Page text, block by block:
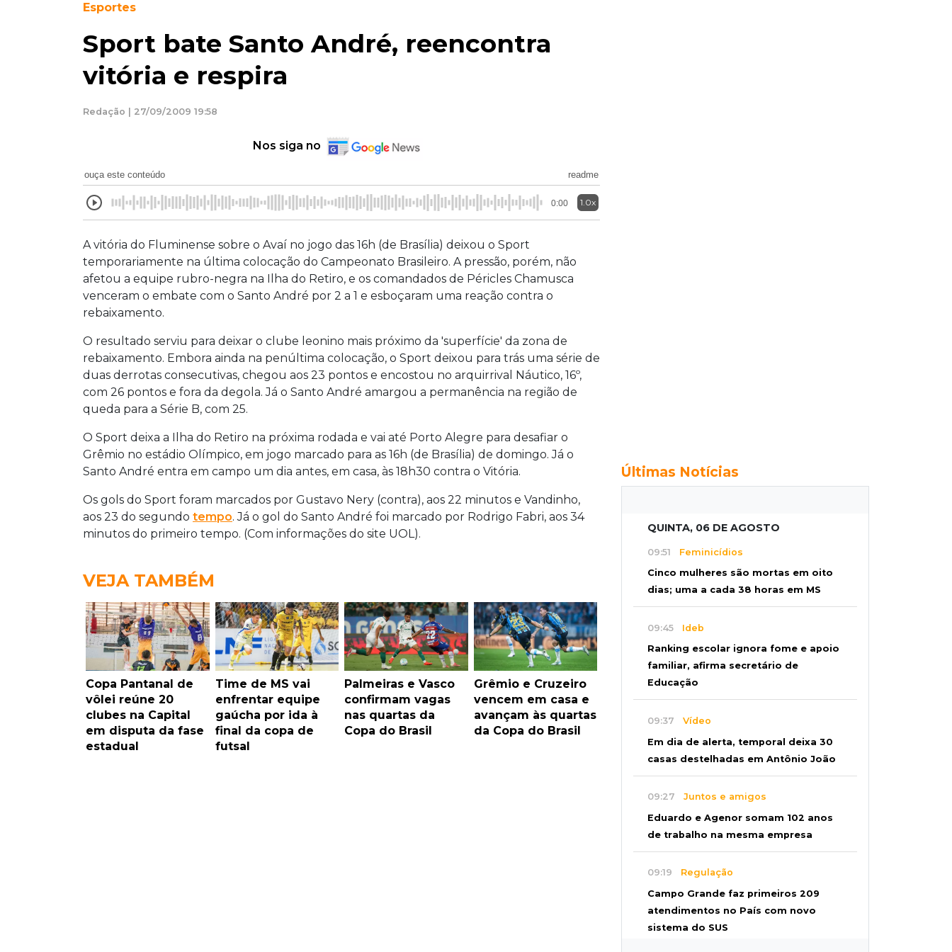
Esportes
Sport bate Santo André, reencontra
vitória e respira
Redação | 27/09/2009 19:58
Nos siga no
ouça este conteúdo readme
0:00 1.0x
A vitória do Fluminense sobre o Avaí no jogo das 16h (de Brasília) deixou o Sport
temporariamente na última colocação do Campeonato Brasileiro. A pressão, porém, não
afetou a equipe rubro-negra na Ilha do Retiro, e os comandados de Péricles Chamusca
venceram o embate com o Santo André por 2 a 1 e esboçaram uma reação contra o
rebaixamento.
O resultado serviu para deixar o clube leonino mais próximo da 'superfície' da zona de
rebaixamento. Embora ainda na penúltima colocação, o Sport deixou para trás uma série de
duas derrotas consecutivas, chegou aos 23 pontos e encostou no arquirrival Náutico, 16º,
com 26 pontos e fora da degola. Já o Santo André amargou a permanência na região de
queda para a Série B, com 25.
O Sport deixa a Ilha do Retiro na próxima rodada e vai até Porto Alegre para desafiar o
Grêmio no estádio Olímpico, em jogo marcado para as 16h (de Brasília) de domingo. Já o
Santo André entra em campo um dia antes, em casa, às 18h30 contra o Vitória.
Os gols do Sport foram marcados por Gustavo Nery (contra), aos 22 minutos e Vandinho,
aos 23 do segundo tempo. Já o gol do Santo André foi marcado por Rodrigo Fabri, aos 34
minutos do primeiro tempo. (Com informações do site UOL).
VEJA TAMBÉM
Copa Pantanal de
vôlei reúne 20
clubes na Capital
em disputa da fase
estadual
Time de MS vai
enfrentar equipe
gaúcha por ida à
final da copa de
futsal
Palmeiras e Vasco
confirmam vagas
nas quartas da
Copa do Brasil
Grêmio e Cruzeiro
vencem em casa e
avançam às quartas
da Copa do Brasil
Últimas Notícias
QUINTA, 06 DE AGOSTO
09:51 Feminicídios
Cinco mulheres são mortas em oito
dias; uma a cada 38 horas em MS
09:45 Ideb
Ranking escolar ignora fome e apoio
familiar, afirma secretário de
Educação
09:37 Vídeo
Em dia de alerta, temporal deixa 30
casas destelhadas em Antônio João
09:27 Juntos e amigos
Eduardo e Agenor somam 102 anos
de trabalho na mesma empresa
09:19 Regulação
Campo Grande faz primeiros 209
atendimentos no País com novo
sistema do SUS